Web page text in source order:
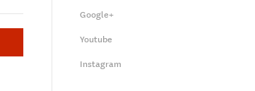
Google+
Youtube
Instagram